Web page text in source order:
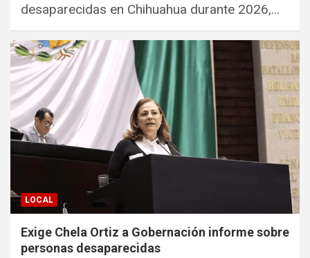
desaparecidas en Chihuahua durante 2026,…
LOCAL
Exige Chela Ortiz a Gobernación informe sobre
personas desaparecidas